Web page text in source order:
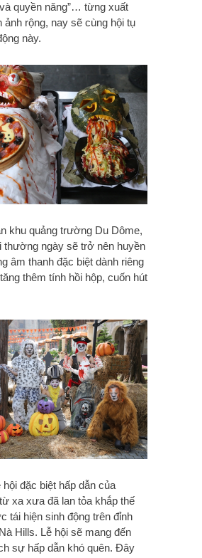
quyền năng”… từng xuất
ảnh rộng, nay sẽ cùng hội tụ
này.
khu quảng trường Du Dôme,
thường ngày sẽ trở nên huyền
âm thanh đặc biệt dành riêng
thêm tính hồi hộp, cuốn hút
hội đặc biệt hấp dẫn của
xa xưa đã lan tỏa khắp thế
tái hiện sinh động trên đỉnh
Hills. Lễ hội sẽ mang đến
sự hấp dẫn khó quên. Đây